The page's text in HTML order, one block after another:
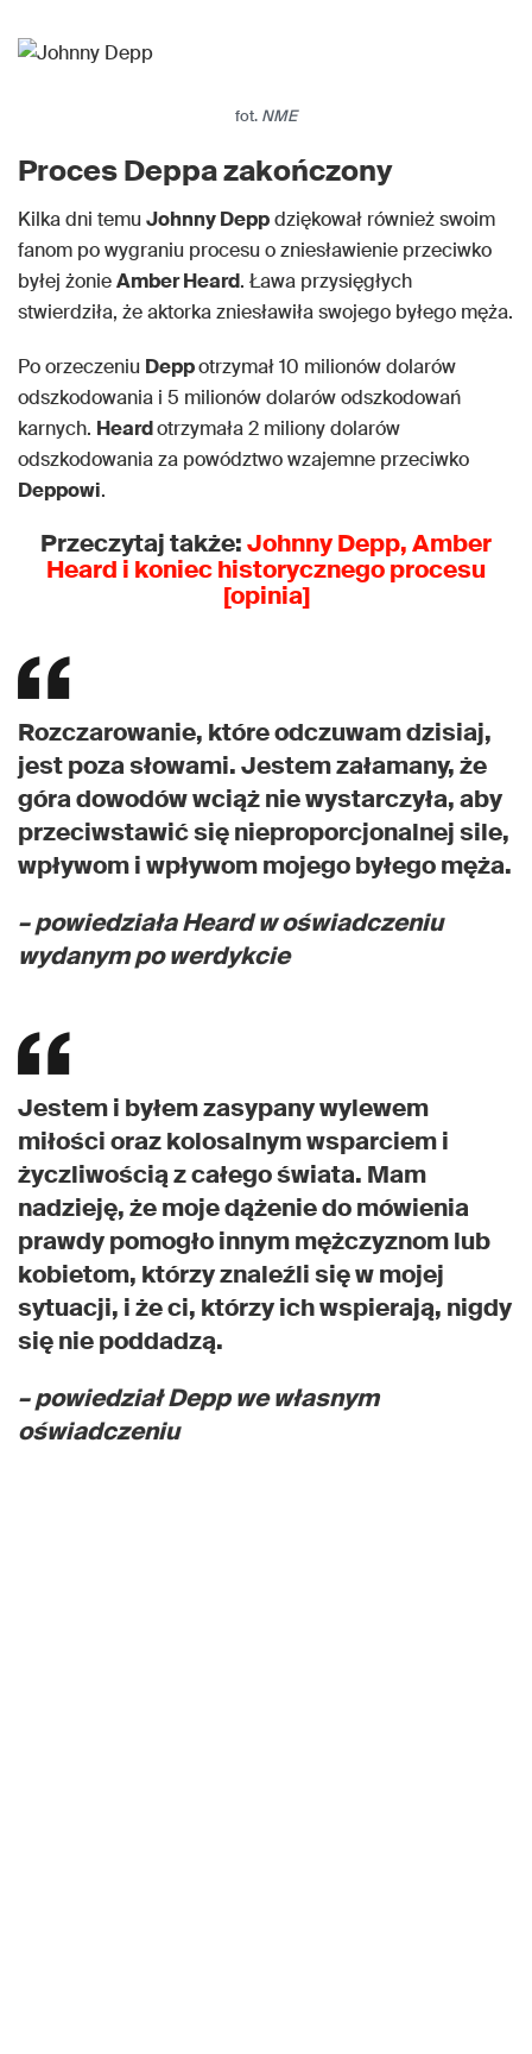
fot. NME
Proces Deppa zakończony
Kilka dni temu Johnny Deppdziękował również swoim
fanom po wygraniu procesu o zniesławienie przeciwko
byłej żonieAmber Heard. Ława przysięgłych
stwierdziła, że ​​aktorka zniesławiła swojego byłego męża.
Po orzeczeniu Deppotrzymał 10 milionów dolarów
odszkodowania i 5 milionów dolarów odszkodowań
karnych. Heardotrzymała 2 miliony dolarów
odszkodowania za powództwo wzajemne przeciwko
Deppowi.
Przeczytaj także:Johnny Depp, Amber
Heard i koniec historycznego procesu
[opinia]
Rozczarowanie, które odczuwam dzisiaj,
jest poza słowami. Jestem załamany, że
góra dowodów wciąż nie wystarczyła, aby
przeciwstawić się nieproporcjonalnej sile,
wpływom i wpływom mojego byłego męża.
– powiedziała Heard w oświadczeniu
wydanym po werdykcie
Jestem i byłem zasypany wylewem
miłości oraz kolosalnym wsparciem i
życzliwością z całego świata. Mam
nadzieję, że moje dążenie do mówienia
prawdy pomogło innym mężczyznom lub
kobietom, którzy znaleźli się w mojej
sytuacji, i że ci, którzy ich wspierają, nigdy
się nie poddadzą.
– powiedział Depp we własnym
oświadczeniu